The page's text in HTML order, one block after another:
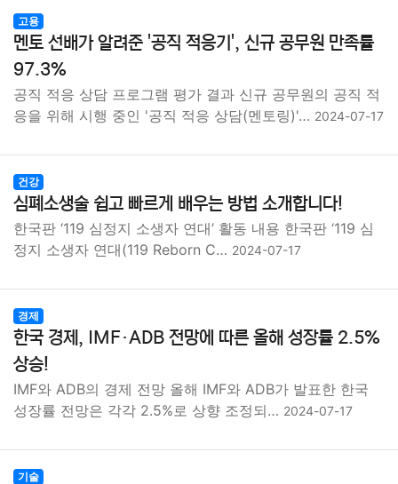
고용
멘토 선배가 알려준 '공직 적응기', 신규 공무원 만족률
97.3%
공직 적응 상담 프로그램 평가 결과 신규 공무원의 공직 적
응을 위해 시행 중인 '공직 적응 상담(멘토링)'… 2024-07-17
건강
심폐소생술 쉽고 빠르게 배우는 방법 소개합니다!
한국판 ‘119 심정지 소생자 연대’ 활동 내용 한국판 ‘119 심
정지 소생자 연대(119 Reborn C… 2024-07-17
경제
한국 경제, IMF·ADB 전망에 따른 올해 성장률 2.5%
상승!
IMF와 ADB의 경제 전망 올해 IMF와 ADB가 발표한 한국
성장률 전망은 각각 2.5%로 상향 조정되… 2024-07-17
기술